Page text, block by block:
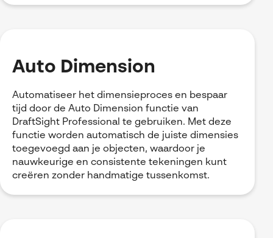
Auto Dimension
Automatiseer het dimensieproces en bespaar
tijd door de Auto Dimension functie van
DraftSight Professional te gebruiken. Met deze
functie worden automatisch de juiste dimensies
toegevoegd aan je objecten, waardoor je
nauwkeurige en consistente tekeningen kunt
creëren zonder handmatige tussenkomst.